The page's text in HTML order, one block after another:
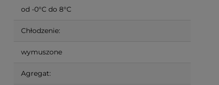
od -0°C do 8°C
Chłodzenie:
wymuszone
Agregat: